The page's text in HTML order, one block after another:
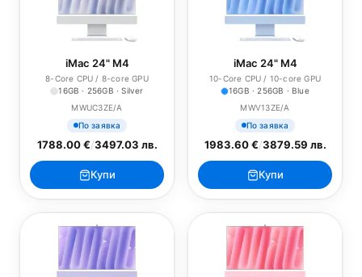
iMac 24" M4
8-Core CPU / 8-core GPU
16GB · 256GB · Silver
MWUC3ZE/A
По заявка
1788.00 €/3497.03 лв.
Купи
iMac 24" M4
10-Core CPU / 10-core GPU
16GB · 256GB · Blue
MWV13ZE/A
По заявка
1983.60 €/3879.59 лв.
Купи